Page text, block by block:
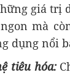
giá trị
mà
dụng nổi
tiêu hóa: